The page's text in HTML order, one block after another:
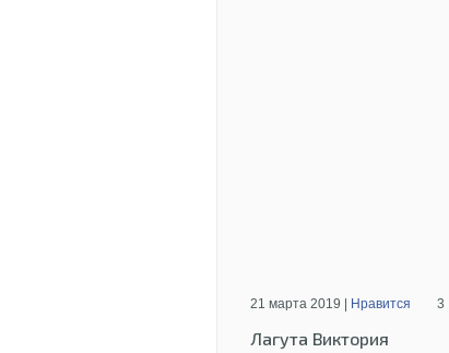
21 марта 2019 | Нравится 3
Лагута Виктория